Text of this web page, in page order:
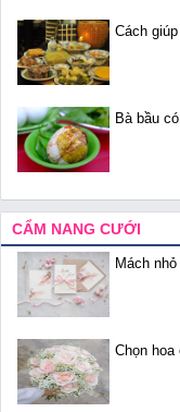
Cách
Bà bầu
CẨM NANG CƯỚI
Mách
Chọn